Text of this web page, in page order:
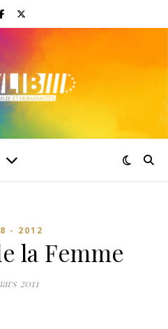
- 2012
la Femme
2011